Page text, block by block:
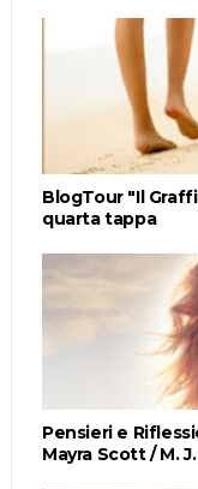
BlogTour "Il
quarta tappa
Pensieri e
Mayra Scott / M.